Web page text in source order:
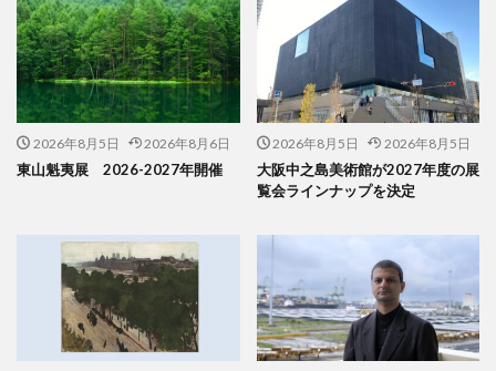
2026年8月5日 2026年8月6日
東山魁夷展 2026-2027年開催
2026年8月5日 2026年8月5日
大阪中之島美術館が2027年度の展
覧会ラインナップを決定